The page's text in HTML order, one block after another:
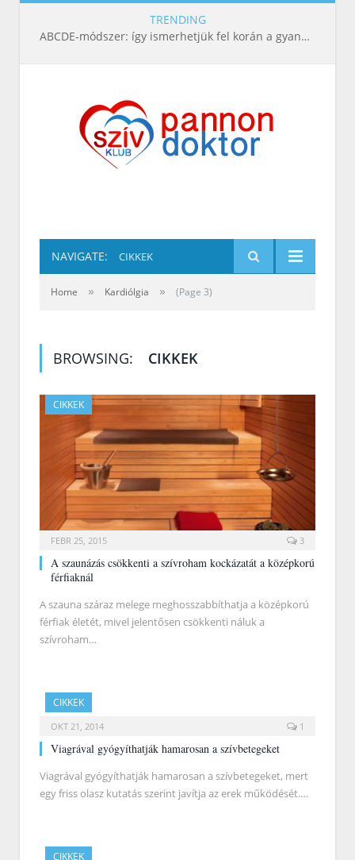
TRENDING
ABCDE‑módszer: így ismerhetjük fel korán a gyanús bőrelváltozásokat
NAVIGATE: CIKKEK
Home » Kardiólgia » (Page 3)
BROWSING: CIKKEK
CIKKEK
FEBR 25, 2015 3
A szaunázás csökkenti a szívroham kockázatát a középkorú
férfiaknál
A szauna száraz melege meghosszabbíthatja a középkorú
férfiak életét, mivel jelentősen csökkenti náluk a
szívroham…
CIKKEK
OKT 21, 2014 1
Viagrával gyógyíthatják hamarosan a szívbetegeket
Viagrával gyógyíthatják hamarosan a szívbetegeket, mert
egy friss olasz kutatás szerint javítja az erek működését.…
CIKKEK